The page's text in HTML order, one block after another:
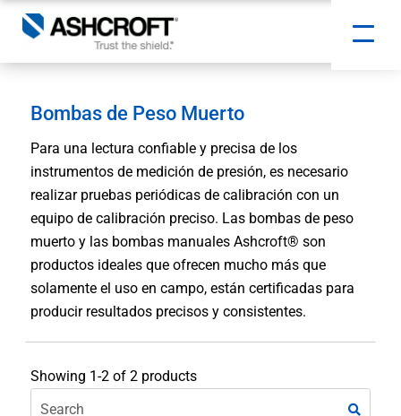
Bombas de Peso Muerto
Para una lectura confiable y precisa de los
instrumentos de medición de presión, es necesario
realizar pruebas periódicas de calibración con un
equipo de calibración preciso. Las bombas de peso
muerto y las bombas manuales Ashcroft® son
productos ideales que ofrecen mucho más que
solamente el uso en campo, están certificadas para
producir resultados precisos y consistentes.
Showing 1-2 of 2 products